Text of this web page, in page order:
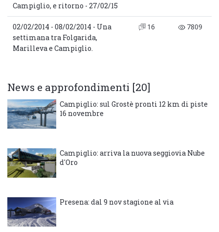
Campiglio, e ritorno - 27/02/15
02/02/2014 - 08/02/2014 - Una
settimana tra Folgarida,
Marilleva e Campiglio.
16 7809
News e approfondimenti [20]
Campiglio: sul Grostè pronti 12 km di piste
16 novembre
Campiglio: arriva la nuova seggiovia Nube
d'Oro
Presena: dal 9 nov stagione al via